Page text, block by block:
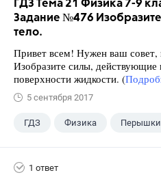
ГДЗ Тема 21 Физика 7-9
Задание №476
тело.
Привет всем! Нужен ваш совет,
Изобразите силы, действующие
поверхности жидкости. (
5 сентября 2017
ГДЗ Физика
1 ответ